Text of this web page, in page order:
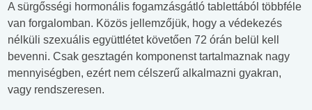
A sürgősségi hormonális fogamzásgátló tablettából többféle
van forgalomban. Közös jellemzőjük, hogy a védekezés
nélküli szexuális együttlétet követően 72 órán belül kell
bevenni. Csak gesztagén komponenst tartalmaznak nagy
mennyiségben, ezért nem célszerű alkalmazni gyakran,
vagy rendszeresen.